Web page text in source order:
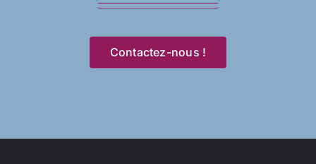
Contactez-nous !